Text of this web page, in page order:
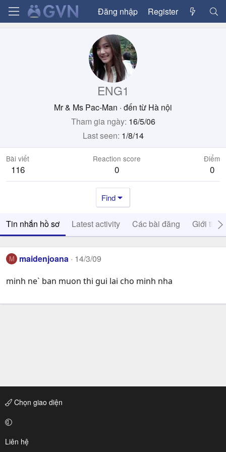
Đăng nhập Register
ENG1
Mr & Ms Pac-Man · đến từ Hà nội
Tham gia ngày 16/5/06
Last seen 1/8/14
Bài viết
116
Reaction score
0
Điểm
0
Find
Tin nhắn hồ sơ Latest activity Các bài đăng Giới thiệu
M maidenjoana 14/3/09
minh ne` ban muon thi gui lai cho minh nha
Chọn giao diện
Liên hệ